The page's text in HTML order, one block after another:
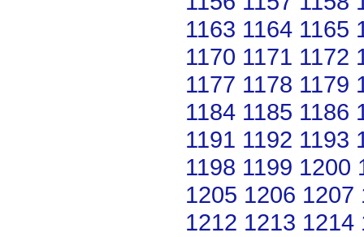
1163 1164 1165
1170 1171 1172
1177 1178 1179
1184 1185 1186
1191 1192 1193
1198 1199 1200
1205 1206 1207
1212 1213 1214